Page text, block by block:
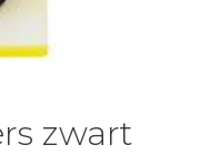
zwart